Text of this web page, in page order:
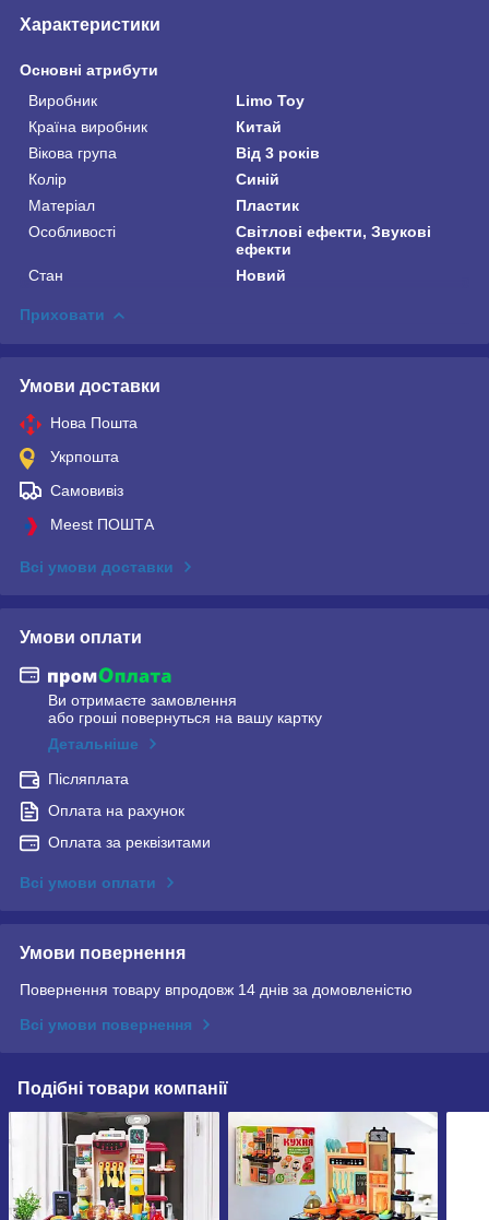
Характеристики
Основні атрибути
Виробник
Limo Toy
Країна виробник
Китай
Вікова група
Від 3 років
Колір
Синій
Матеріал
Пластик
Особливості
Світлові ефекти, Звукові
ефекти
Стан
Новий
Приховати
Умови доставки
Нова Пошта
Укрпошта
Самовивіз
Meest ПОШТА
Всі умови доставки
Умови оплати
Ви отримаєте замовлення
або гроші повернуться на вашу картку
Детальніше
Післяплата
Оплата на рахунок
Оплата за реквізитами
Всі умови оплати
Умови повернення
Повернення товару впродовж 14 днів за домовленістю
Всі умови повернення
Подібні товари компанії